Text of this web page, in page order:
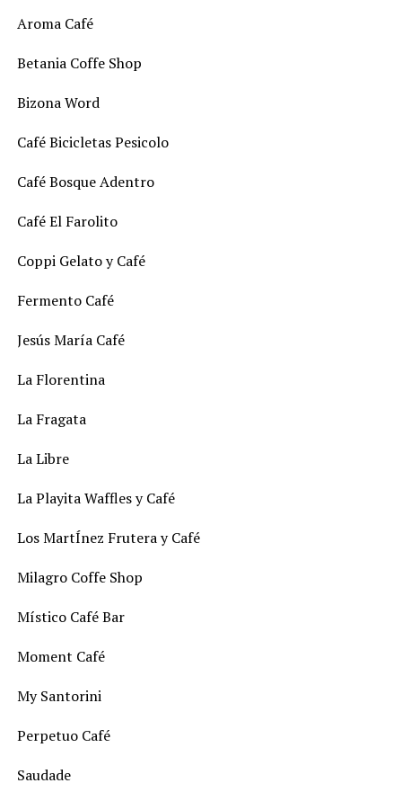
Aroma Café
Betania Coffe Shop
Bizona Word
Café Bicicletas Pesicolo
Café Bosque Adentro
Café El Farolito
Coppi Gelato y Café
Fermento Café
Jesús María Café
La Florentina
La Fragata
La Libre
La Playita Waffles y Café
Los MartÍnez Frutera y Café
Milagro Coffe Shop
Místico Café Bar
Moment Café
My Santorini
Perpetuo Café
Saudade